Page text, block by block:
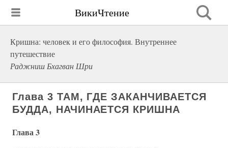
ВикиЧтение
Кришна: человек и его философия. Внутреннее
путешествие
Раджниш Бхагван Шри
Глава 3 ТАМ, ГДЕ ЗАКАНЧИВАЕТСЯ
БУДДА, НАЧИНАЕТСЯ КРИШНА
Глава 3